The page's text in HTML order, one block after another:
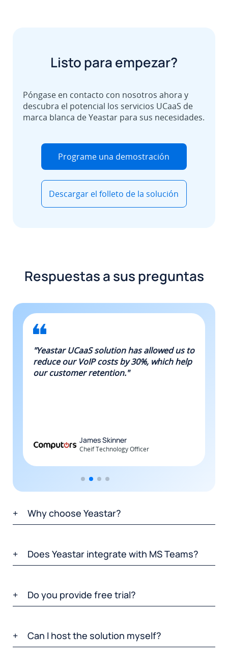
Listo para empezar?
Póngase en contacto con nosotros ahora y
descubra el potencial los servicios UCaaS de
marca blanca de Yeastar para sus necesidades.
Programe una demostración
Descargar el folleto de la solución
Respuestas a sus preguntas
"Yeastar UCaaS solution has allowed us to
reduce our VoIP costs by 30%, which help
our customer retention."
James Skinner
Cheif Technology Officer
Why choose Yeastar?
Does Yeastar integrate with MS Teams?
Do you provide free trial?
Can I host the solution myself?